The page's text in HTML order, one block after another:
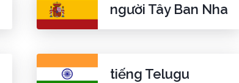
người Tây Ban Nha
tiếng Telugu